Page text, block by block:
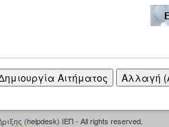
(helpdesk) ΙΕΠ - All rights reserved.